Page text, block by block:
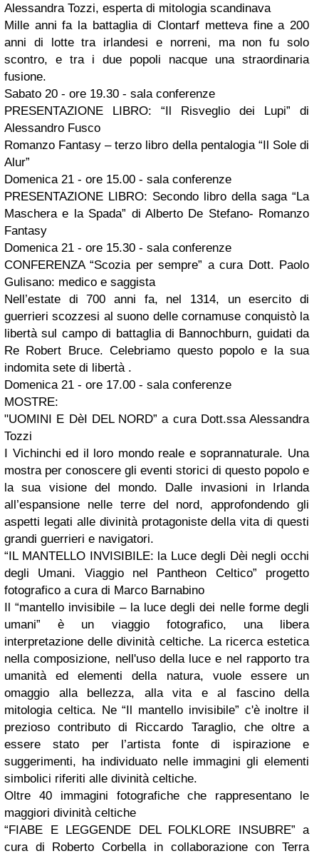
Alessandra Tozzi, esperta di mitologia scandinava
Mille anni fa la battaglia di Clontarf metteva fine a 200
anni di lotte tra irlandesi e norreni, ma non fu solo
scontro, e tra i due popoli nacque una straordinaria
fusione.
Sabato 20 - ore 19.30 - sala conferenze
PRESENTAZIONE LIBRO: “Il Risveglio dei Lupi” di
Alessandro Fusco
Romanzo Fantasy – terzo libro della pentalogia “Il Sole di
Alur”
Domenica 21 - ore 15.00 - sala conferenze
PRESENTAZIONE LIBRO: Secondo libro della saga “La
Maschera e la Spada” di Alberto De Stefano- Romanzo
Fantasy
Domenica 21 - ore 15.30 - sala conferenze
CONFERENZA “Scozia per sempre” a cura Dott. Paolo
Gulisano: medico e saggista
Nell’estate di 700 anni fa, nel 1314, un esercito di
guerrieri scozzesi al suono delle cornamuse conquistò la
libertà sul campo di battaglia di Bannochburn, guidati da
Re Robert Bruce. Celebriamo questo popolo e la sua
indomita sete di libertà .
Domenica 21 - ore 17.00 - sala conferenze
MOSTRE:
"UOMINI E DèI DEL NORD” a cura Dott.ssa Alessandra
Tozzi
I Vichinchi ed il loro mondo reale e soprannaturale. Una
mostra per conoscere gli eventi storici di questo popolo e
la sua visione del mondo. Dalle invasioni in Irlanda
all’espansione nelle terre del nord, approfondendo gli
aspetti legati alle divinità protagoniste della vita di questi
grandi guerrieri e navigatori.
“IL MANTELLO INVISIBILE: la Luce degli Dèi negli occhi
degli Umani. Viaggio nel Pantheon Celtico” progetto
fotografico a cura di Marco Barnabino
Il “mantello invisibile – la luce degli dei nelle forme degli
umani” è un viaggio fotografico, una libera
interpretazione delle divinità celtiche. La ricerca estetica
nella composizione, nell'uso della luce e nel rapporto tra
umanità ed elementi della natura, vuole essere un
omaggio alla bellezza, alla vita e al fascino della
mitologia celtica. Ne “Il mantello invisibile” c'è inoltre il
prezioso contributo di Riccardo Taraglio, che oltre a
essere stato per l’artista fonte di ispirazione e
suggerimenti, ha individuato nelle immagini gli elementi
simbolici riferiti alle divinità celtiche.
Oltre 40 immagini fotografiche che rappresentano le
maggiori divinità celtiche
“FIABE E LEGGENDE DEL FOLKLORE INSUBRE” a
cura di Roberto Corbella in collaborazione con Terra